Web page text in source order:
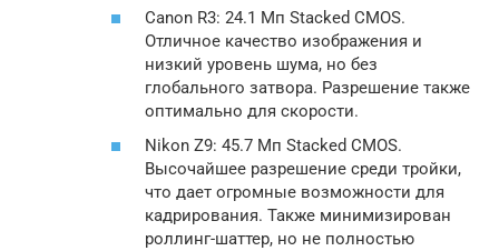
Canon R3: 24.1 Мп Stacked CMOS.
Отличное качество изображения и
низкий уровень шума, но без
глобального затвора. Разрешение также
оптимально для скорости.
Nikon Z9: 45.7 Мп Stacked CMOS.
Высочайшее разрешение среди тройки,
что дает огромные возможности для
кадрирования. Также минимизирован
роллинг-шаттер, но не полностью